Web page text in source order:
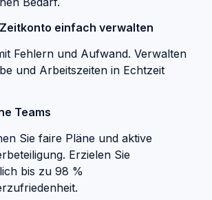
einfach verwalten
Fehlern und Aufwand. Verwalten
und Arbeitszeiten in Echtzeit
Teams
Sie faire Pläne und aktive
Erzielen Sie
bis zu 98 %